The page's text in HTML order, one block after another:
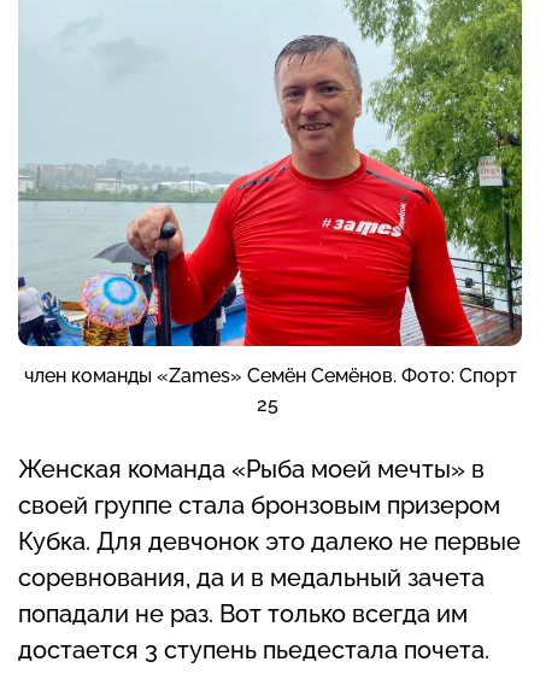
член команды «Zames» Семён Семёнов. Фото: Спорт
25
Женская команда «Рыба моей мечты» в
своей группе стала бронзовым призером
Кубка. Для девчонок это далеко не первые
соревнования, да и в медальный зачета
попадали не раз. Вот только всегда им
достается 3 ступень пьедестала почета.